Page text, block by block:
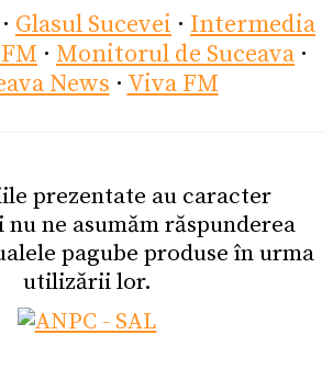
· Glasul Sucevei · Intermedia
· Monitorul de Suceava ·
News · Viva FM
prezentate au caracter
ne asumăm răspunderea
pagube produse în urma
utilizării lor.